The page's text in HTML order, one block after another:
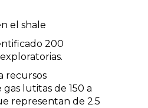
el shale
200
recursos
lutitas de 150 a
representan de 2.5